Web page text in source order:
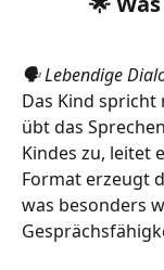
🗣️ Lebendige
Das Kind
übt das
Kindes zu, leitet
Format erzeugt
was besonders